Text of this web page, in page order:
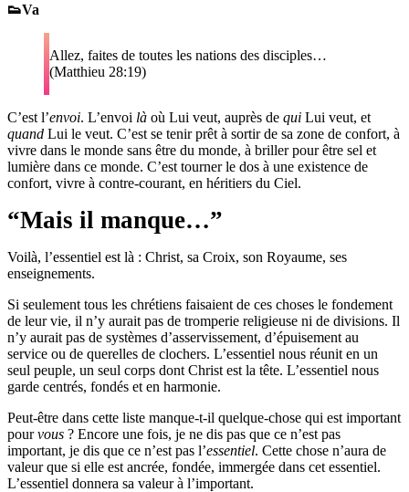
👟Va
Allez, faites de toutes les nations des disciples…
(Matthieu 28:19)
C’est l’envoi. L’envoi là où Lui veut, auprès de qui Lui veut, et
quand Lui le veut. C’est se tenir prêt à sortir de sa zone de confort, à
vivre dans le monde sans être du monde, à briller pour être sel et
lumière dans ce monde. C’est tourner le dos à une existence de
confort, vivre à contre-courant, en héritiers du Ciel.
“Mais il manque…”
Voilà, l’essentiel est là : Christ, sa Croix, son Royaume, ses
enseignements.
Si seulement tous les chrétiens faisaient de ces choses le fondement
de leur vie, il n’y aurait pas de tromperie religieuse ni de divisions. Il
n’y aurait pas de systèmes d’asservissement, d’épuisement au
service ou de querelles de clochers. L’essentiel nous réunit en un
seul peuple, un seul corps dont Christ est la tête. L’essentiel nous
garde centrés, fondés et en harmonie.
Peut-être dans cette liste manque-t-il quelque-chose qui est important
pourvous ? Encore une fois, je ne dis pas que ce n’est pas
important, je dis que ce n’est pas l’essentiel. Cette chose n’aura de
valeur que si elle est ancrée, fondée, immergée dans cet essentiel.
L’essentiel donnera sa valeur à l’important.